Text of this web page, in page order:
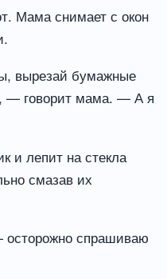
Мама снимает с окон
вырезай бумажные
— говорит мама. — А я
и лепит на стекла
смазав их
спрашиваю